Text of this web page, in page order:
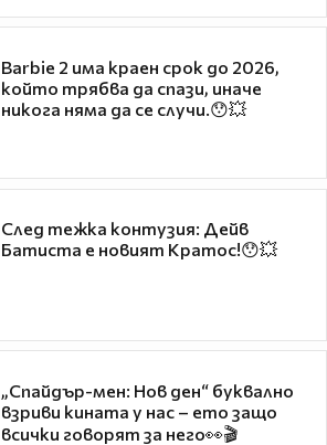
Barbie 2 има краен срок до 2026,
който трябва да спази, иначе
никога няма да се случи.😯💥
След тежка контузия: Дейв
Батиста е новият Кратос!😯💥
„Спайдър-мен: Нов ден“ буквално
взриви кината у нас – ето защо
всички говорят за него👀🎬